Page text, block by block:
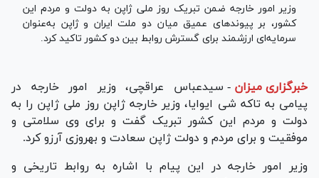
وزیر امور خارجه ضمن تبریک روز ملی ژاپن به دولت و مردم این
کشور، بر پیوند‌های عمیق میان دو ملت ایران و ژاپن به‌عنوان
سرمایه‌ای ارزشمند برای گسترش روابط بین دو کشور تاکید کرد.
خبرگزاری میزان - سیدعباس عراقچی، وزیر امور خارجه در
پیامی به تاکه شی ایوایا، وزیر خارجه ژاپن روز ملی ژاپن را به
دولت و مردم این کشور تبریک گفت و برای وی سلامتی و
موفقیت و برای مردم و دولت ژاپن سعادت و بهروزی آرزو کرد.
وزیر امور خارجه در این پیام با اشاره به روابط تاریخی و